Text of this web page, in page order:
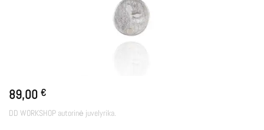
89,00 €
DD WORKSHOP autorinė juvelyrika.